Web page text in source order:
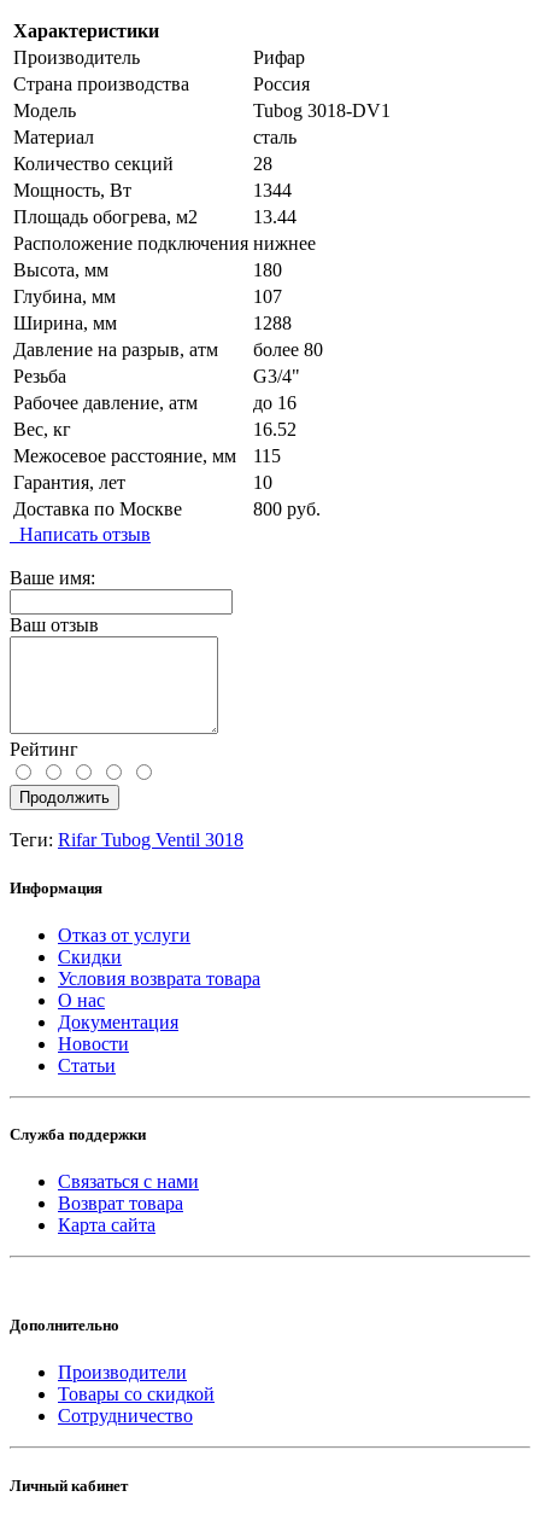
Характеристики
Производитель
Рифар
Страна производства
Россия
Модель
Tubog 3018-DV1
Материал
сталь
Количество секций
28
Мощность, Вт
1344
Площадь обогрева, м2
13.44
Расположение подключения нижнее
Высота, мм
180
Глубина, мм
107
Ширина, мм
1288
Давление на разрыв, атм
более 80
Резьба
G3/4"
Рабочее давление, атм
до 16
Вес, кг
16.52
Межосевое расстояние, мм
115
Гарантия, лет
10
Доставка по Москве
800 руб.
Написать отзыв
Ваше имя:
Ваш отзыв
Рейтинг
Продолжить
Теги: Rifar Tubog Ventil 3018
Информация
Отказ от услуги
Скидки
Условия возврата товара
О нас
Документация
Новости
Статьи
Служба поддержки
Связаться с нами
Возврат товара
Карта сайта
Дополнительно
Производители
Товары со скидкой
Сотрудничество
Личный кабинет